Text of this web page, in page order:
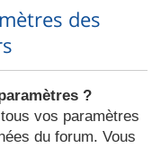
des
?
vos paramètres
du forum. Vous